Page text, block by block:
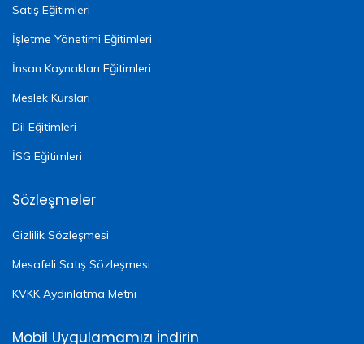
Satış Eğitimleri
İşletme Yönetimi Eğitimleri
İnsan Kaynakları Eğitimleri
Meslek Kursları
Dil Eğitimleri
İSG Eğitimleri
Sözleşmeler
Gizlilik Sözleşmesi
Mesafeli Satış Sözleşmesi
KVKK Aydınlatma Metni
Mobil Uygulamamızı İndirin